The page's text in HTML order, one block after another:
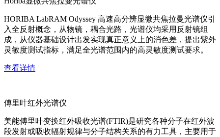
HORIBA LabRAM Odyssey 高速高分辨显微共焦拉曼光谱仪引
入全反射概念，从物镜，耦合光路，光谱仪均采用反射镜组
成，从仪器基础设计出发实现真正意义上的消色差，提出紫外
灵敏度测试指标，满足全光谱范围内的高灵敏度测试要求。
查看详情
傅里叶红外光谱仪
美能傅里叶变换红外吸收光谱(FTIR)是研究各种分子在红外波
段发射或吸收辐射规律与分子结构关系的有力工具，主要用于